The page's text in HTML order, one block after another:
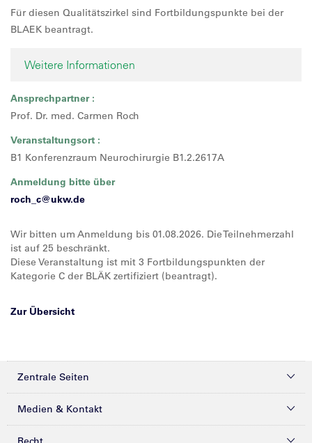
Für diesen Qualitätszirkel sind Fortbildungspunkte bei der
BLAEK beantragt.
Weitere Informationen
Ansprechpartner :
Prof. Dr. med. Carmen Roch
Veranstaltungsort :
B1 Konferenzraum Neurochirurgie B1.2.2617A
Anmeldung bitte über
roch_c@ukw.de
Wir bitten um Anmeldung bis 01.08.2026. Die Teilnehmerzahl
ist auf 25 beschränkt.
Diese Veranstaltung ist mit 3 Fortbildungspunkten der
Kategorie C der BLÄK zertifiziert (beantragt).
Zur Übersicht
Zentrale Seiten
Kliniken & Zentren
Medien & Kontakt
Presse